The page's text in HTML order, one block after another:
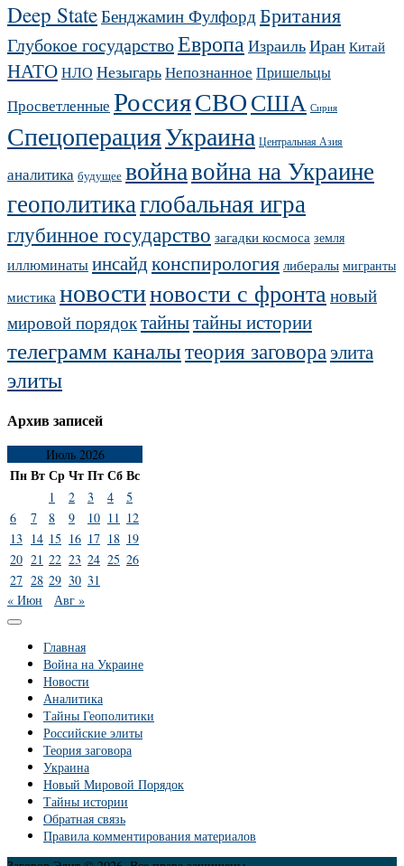
Deep StateБенджамин ФулфордБритания
Глубокое государствоЕвропаИзраильИран Китай
НАТОНЛО НезыгарьНепознанное Пришельцы
Просветленные РоссияСВОСША Сирия
СпецоперацияУкраина Центральная Азия
аналитика будущее войнавойна на Украине
геополитикаглобальная игра
глубинное государство загадки космоса земля
иллюминатыинсайдконспирология либералы мигранты
мистика новостиновости с фронтановый
мировой порядоктайнытайны истории
телеграмм каналытеория заговораэлита
элиты
Архив записей
Июль 2026
ПнВтСрЧтПтСбВс
1 2 3 4
5
6
7 8 9 10 11 12
13 14 15 16 17 18 19
20 21 22 23 24 25 26
27 28 29 30 31
« Июн
Авг »
Главная
Война на Украине
Новости
Аналитика
Тайны Геополитики
Российские элиты
Теория заговора
Украина
Новый Мировой Порядок
Тайны истории
Обратная связь
Правила комментирования материалов